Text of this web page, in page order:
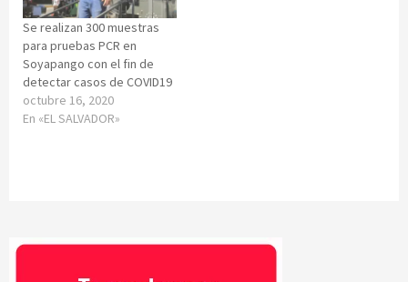
Se realizan 300 muestras
para pruebas PCR en
Soyapango con el fin de
detectar casos de COVID19
octubre 16, 2020
En «EL SALVADOR»